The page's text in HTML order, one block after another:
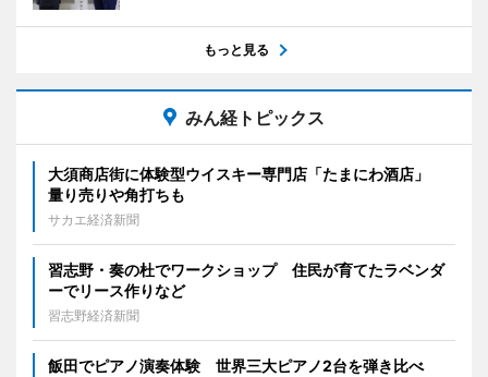
もっと見る
みん経トピックス
大須商店街に体験型ウイスキー専門店「たまにわ酒店」
量り売りや角打ちも
サカエ経済新聞
習志野・奏の杜でワークショップ 住民が育てたラベンダ
ーでリース作りなど
習志野経済新聞
飯田でピアノ演奏体験 世界三大ピアノ2台を弾き比べ